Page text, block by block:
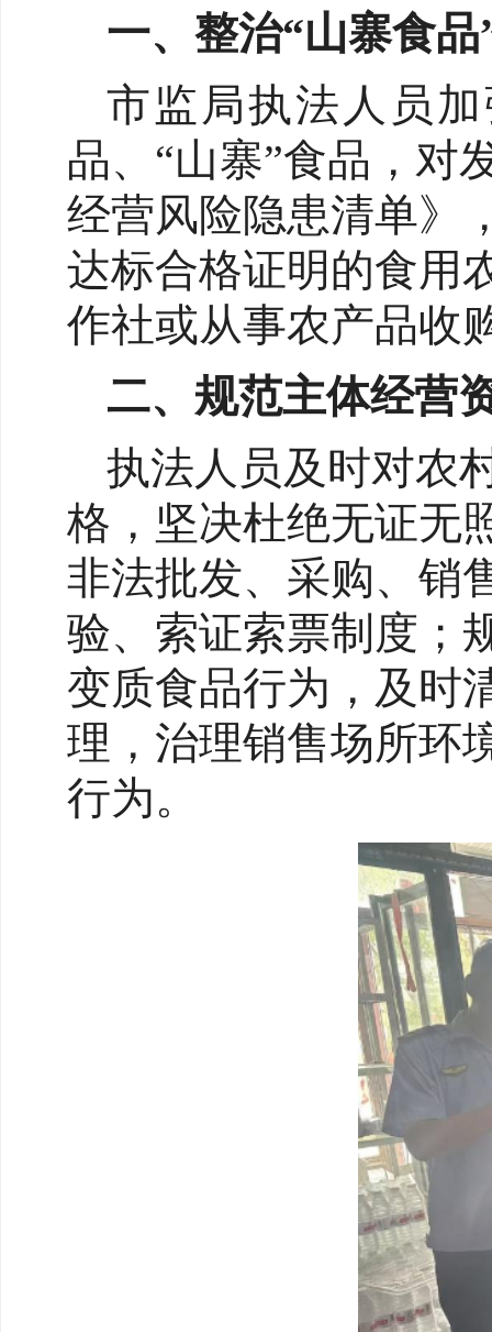
一、整治“山寨食
市监局执法人员
品、“山寨”食品，对
经营风险隐患清单》
达标合格证明的食用
作社或从事农产品收
二、规范主体经营
执法人员及时对农
格，坚决杜绝无证无
非法批发、采购、销
验、索证索票制度；
变质食品行为，及时
理，治理销售场所环
行为。